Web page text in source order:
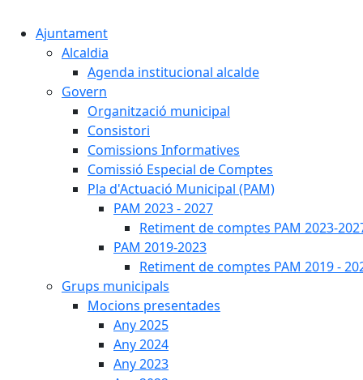
Ajuntament
Alcaldia
Agenda institucional alcalde
Govern
Organització municipal
Consistori
Comissions Informatives
Comissió Especial de Comptes
Pla d'Actuació Municipal (PAM)
PAM 2023 - 2027
Retiment de comptes PAM 2023-
PAM 2019-2023
Retiment de comptes PAM 2019 -
Grups municipals
Mocions presentades
Any 2025
Any 2024
Any 2023